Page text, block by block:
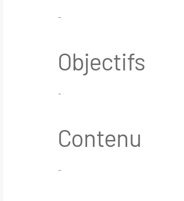
-
Objectifs
-
Contenu
-